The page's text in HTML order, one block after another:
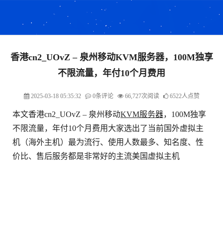
香港cn2_UOvZ – 泉州移动KVM服务器，100M独享
不限流量，年付10个月费用
2025-03-18 05:35:32 0条评论 66,727次阅读 6522人点赞
本文香港cn2_UOvZ – 泉州移动KVM服务器，100M独享
不限流量，年付10个月费用大家选出了当前国外虚拟主
机（海外主机）最为流行、使用人数最多、知名度、性
价比、售后服务都是非常好的主流美国虚拟主机